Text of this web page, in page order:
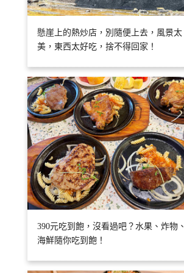
懸崖上的熱炒店，別隨便上去，風景太
美，東西太好吃，捨不得回家！
390元吃到飽，沒看過吧？水果、炸物、
海鮮隨你吃到飽！